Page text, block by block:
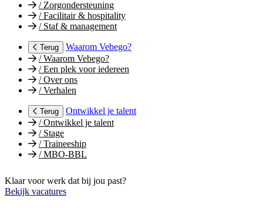
/Zorgondersteuning
/Facilitair & hospitality
/Staf & management
Terug
Waarom Vebego?
/Waarom Vebego?
/Een plek voor iedereen
/Over ons
/Verhalen
Terug
Ontwikkel je talent
/Ontwikkel je talent
/Stage
/Traineeship
/MBO-BBL
Klaar voor werk dat bij jou past?
Bekijk vacatures